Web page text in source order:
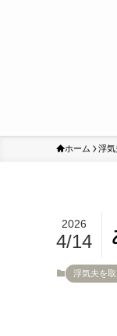
ホーム 浮気
2026
4/14
浮気夫を